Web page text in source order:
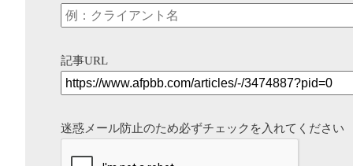
記事URL
迷惑メール防止のため必ずチェックを入れてください